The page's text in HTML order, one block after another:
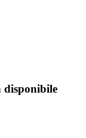
disponibile